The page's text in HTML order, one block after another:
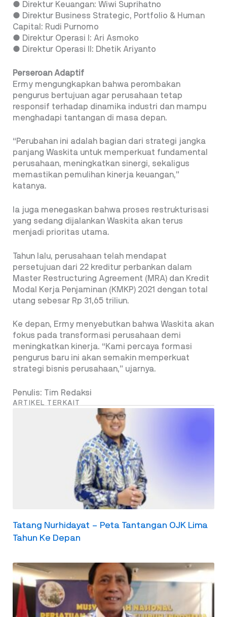
● Direktur Keuangan: Wiwi Suprihatno
● Direktur Business Strategic, Portfolio & Human
Capital: Rudi Purnomo
● Direktur Operasi I: Ari Asmoko
● Direktur Operasi II: Dhetik Ariyanto
Perseroan Adaptif
Ermy mengungkapkan bahwa perombakan
pengurus bertujuan agar perusahaan tetap
responsif terhadap dinamika industri dan mampu
menghadapi tantangan di masa depan.
“Perubahan ini adalah bagian dari strategi jangka
panjang Waskita untuk memperkuat fundamental
perusahaan, meningkatkan sinergi, sekaligus
memastikan pemulihan kinerja keuangan,”
katanya.
Ia juga menegaskan bahwa proses restrukturisasi
yang sedang dijalankan Waskita akan terus
menjadi prioritas utama.
Tahun lalu, perusahaan telah mendapat
persetujuan dari 22 kreditur perbankan dalam
Master Restructuring Agreement (MRA) dan Kredit
Modal Kerja Penjaminan (KMKP) 2021 dengan total
utang sebesar Rp 31,65 triliun.
Ke depan, Ermy menyebutkan bahwa Waskita akan
fokus pada transformasi perusahaan demi
meningkatkan kinerja. “Kami percaya formasi
pengurus baru ini akan semakin memperkuat
strategi bisnis perusahaan,” ujarnya.
Penulis: Tim Redaksi
ARTIKEL TERKAIT
Tatang Nurhidayat – Peta Tantangan OJK Lima
Tahun Ke Depan